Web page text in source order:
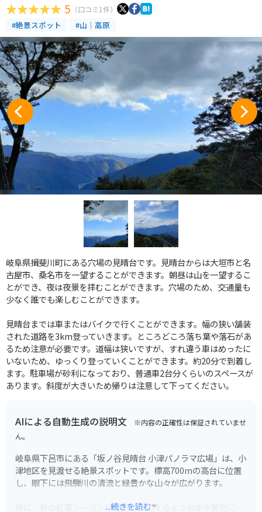
5 （口コミ1件）
#絶景スポット #山｜高原
岐阜県揖斐川町にある穴場の見晴台です。見晴台からは大垣市と名
古屋市、桑名市を一望することができます。朝昼は山を一望するこ
とができ、夜は夜景を拝むことができます。穴場のため、交通量も
少なく誰でも楽しむことができます。
見晴台までは車またはバイクで行くことができます。幅の狭い舗装
された道路を3km登っていきます。ところどころ落ち葉や落石があ
るため注意が必要です。道幅は狭いですが、すれ違う車はめったに
いないため、ゆっくり登っていくことができます。約20分で到着し
ます。駐車場が砂利になっており、普通車2台分くらいのスペースが
あります。斜度が大きいため帰りは注意して下ってください。
AIによる自動生成の説明文 ※内容の正確性は保証されていませ
ん。
岐阜県下呂市にある「坂ノ谷見晴台 小津パノラマ広場」は、小
津地区を見渡せる絶景スポットです。標高700mの高台に位置
し、眼下には飛騨川の清流と緑豊かな山々が広がります。
特に、秋の紅葉シーズンは格別で、燃えるような赤や黄色に染
...続きを読む